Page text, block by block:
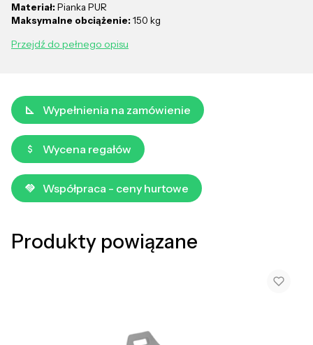
Materiał: Pianka PUR
Maksymalne obciążenie: 150 kg
Przejdź do pełnego opisu
Wypełnienia na zamówienie
Wycena regałów
Współpraca - ceny hurtowe
Produkty powiązane